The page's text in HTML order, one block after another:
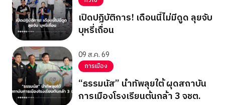
เปิดปฏิบัติการ! เดือนนี้ไม่มีดูด ลุยจับ
บุหรี่เถื่อน
09 ส.ค. 69
การเมือง
“ธรรมนัส” นำทัพลุยใต้ ผุดสถาบัน
การเมืองโรงเรียนต้นกล้า 3 จชต.